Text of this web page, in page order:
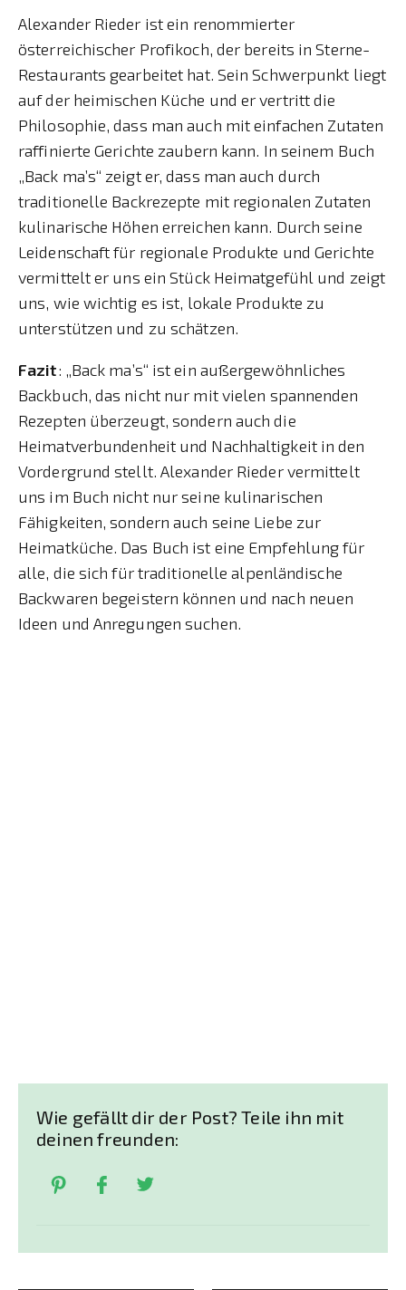
Alexander Rieder ist ein renommierter
österreichischer Profikoch, der bereits in Sterne-
Restaurants gearbeitet hat. Sein Schwerpunkt liegt
auf der heimischen Küche und er vertritt die
Philosophie, dass man auch mit einfachen Zutaten
raffinierte Gerichte zaubern kann. In seinem Buch
„Back ma’s“ zeigt er, dass man auch durch
traditionelle Backrezepte mit regionalen Zutaten
kulinarische Höhen erreichen kann. Durch seine
Leidenschaft für regionale Produkte und Gerichte
vermittelt er uns ein Stück Heimatgefühl und zeigt
uns, wie wichtig es ist, lokale Produkte zu
unterstützen und zu schätzen.
Fazit: „Back ma’s“ ist ein außergewöhnliches
Backbuch, das nicht nur mit vielen spannenden
Rezepten überzeugt, sondern auch die
Heimatverbundenheit und Nachhaltigkeit in den
Vordergrund stellt. Alexander Rieder vermittelt
uns im Buch nicht nur seine kulinarischen
Fähigkeiten, sondern auch seine Liebe zur
Heimatküche. Das Buch ist eine Empfehlung für
alle, die sich für traditionelle alpenländische
Backwaren begeistern können und nach neuen
Ideen und Anregungen suchen.
Wie gefällt dir der Post? Teile ihn mit
deinen freunden: